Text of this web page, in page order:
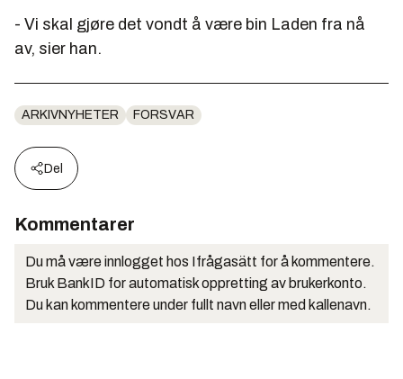
- Vi skal gjøre det vondt å være bin Laden fra nå
av, sier han.
ARKIVNYHETER FORSVAR
Del
Kommentarer
Du må være innlogget hos Ifrågasätt for å kommentere.
Bruk BankID for automatisk oppretting av brukerkonto.
Du kan kommentere under fullt navn eller med kallenavn.